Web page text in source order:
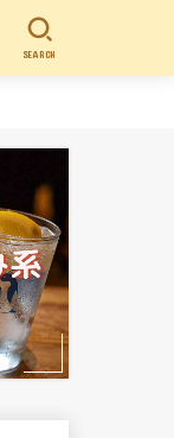
SEARCH